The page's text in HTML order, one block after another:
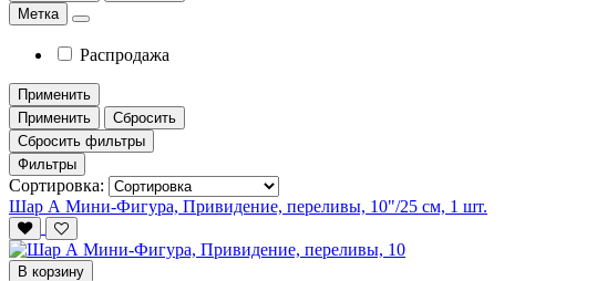
Метка
Распродажа
Применить
Применить
Сбросить
Сбросить фильтры
Фильтры
Сортировка:
Шар А Мини-Фигура, Привидение, переливы, 10"/25 см, 1 шт.
В корзину